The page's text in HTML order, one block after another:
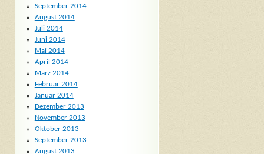
September 2014
August 2014
Juli 2014
Juni 2014
Mai 2014
April 2014
März 2014
Februar 2014
Januar 2014
Dezember 2013
November 2013
Oktober 2013
September 2013
August 2013